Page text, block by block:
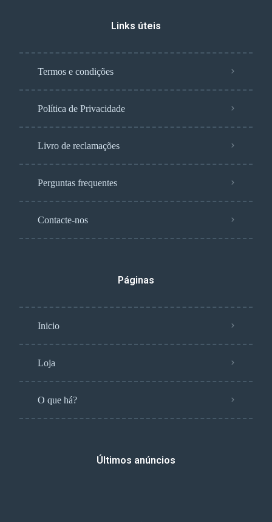
Links úteis
Termos e condições
Política de Privacidade
Livro de reclamações
Perguntas frequentes
Contacte-nos
Páginas
Inicio
Loja
O que há?
Últimos anúncios